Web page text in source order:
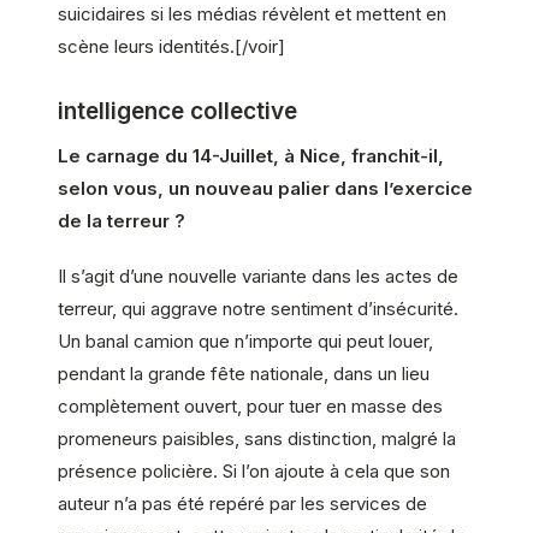
suicidaires si les médias révèlent et mettent en
scène leurs identités.[/voir]
intelligence collective
Le carnage du 14-Juillet, à Nice, franchit-il,
selon vous, un nouveau palier dans l’exercice
de la terreur ?
Il s’agit d’une nouvelle variante dans les actes de
terreur, qui aggrave notre sentiment d’insécurité.
Un banal camion que n’importe qui peut louer,
pendant la grande fête nationale, dans un lieu
complètement ouvert, pour tuer en masse des
promeneurs paisibles, sans distinction, malgré la
présence policière. Si l’on ajoute à cela que son
auteur n’a pas été repéré par les services de